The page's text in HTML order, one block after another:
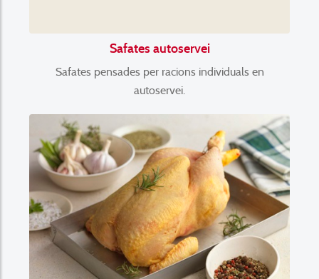
Safates autoservei
Safates pensades per racions individuals en
autoservei.